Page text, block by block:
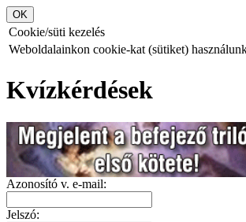
Cookie/süti kezelés
Weboldalainkon cookie-kat (sütiket)
Kvízkérdések
Azonosító v. e-mail:
Jelszó: